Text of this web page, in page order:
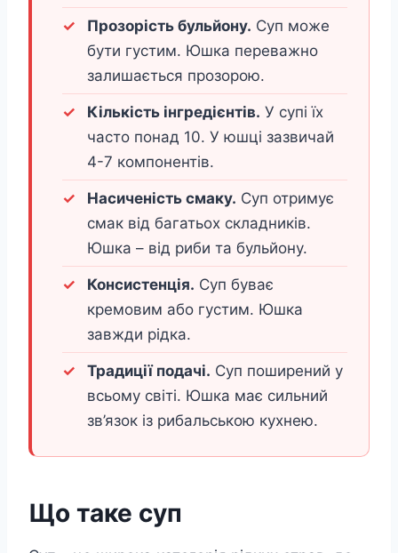
Прозорість бульйону. Суп може
бути густим. Юшка переважно
залишається прозорою.
Кількість інгредієнтів. У супі їх
часто понад 10. У юшці зазвичай
4-7 компонентів.
Насиченість смаку. Суп отримує
смак від багатьох складників.
Юшка – від риби та бульйону.
Консистенція. Суп буває
кремовим або густим. Юшка
завжди рідка.
Традиції подачі. Суп поширений у
всьому світі. Юшка має сильний
зв’язок із рибальською кухнею.
Що таке суп